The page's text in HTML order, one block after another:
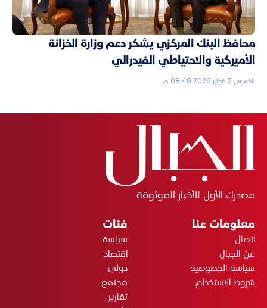
محافظ البنك المركزي يشكر دعم وزارة الخزانة
الأميركية والاحتياطي الفيدرالي
الخميس 5 فبراير 2026 08:49 م
مصدرك الأول للأخبار الموثوقة
معلومات عنا
اتصال
عن الجبال
سياسة الخصوصية
شروط الاستخدام
فئات
سياسة
اقتصاد
دولي
مجتمع
تقارير